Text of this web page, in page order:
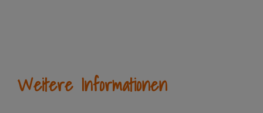
Weitere Informationen